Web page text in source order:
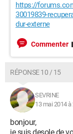
https://
30019839-
dur-externe
Commenter
RÉPONSE 10 / 15
SEVRINE
13 mai 2014 à
bonjour,